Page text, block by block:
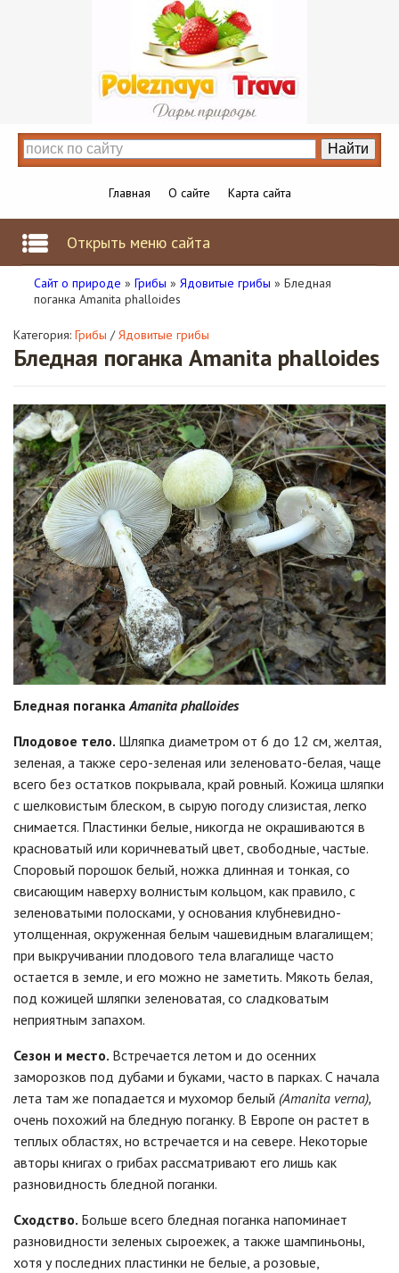
Главная О сайте Карта сайта
Открыть меню сайта
Сайт о природе » Грибы » Ядовитые грибы » Бледная
поганка Amanita phalloides
Категория: Грибы /Ядовитые грибы
Бледная поганка Amanita phalloides
Бледная поганка Amanita phalloides
Плодовое тело. Шляпка диаметром от 6 до 12 см, желтая,
зеленая, а также серо-зеленая или зеленовато-белая, чаще
всего без остатков покрывала, край ровный. Кожица шляпки
с шелковистым блеском, в сырую погоду слизистая, легко
снимается. Пластинки белые, никогда не окрашиваются в
красноватый или коричневатый цвет, свободные, частые.
Споровый порошок белый, ножка длинная и тонкая, со
свисающим наверху волнистым кольцом, как правило, с
зеленоватыми полосками, у основания клубневидно-
утолщенная, окруженная белым чашевидным влагалищем;
при выкручивании плодового тела влагалище часто
остается в земле, и его можно не заметить. Мякоть белая,
под кожицей шляпки зеленоватая, со сладковатым
неприятным запахом.
Сезон и место. Встречается летом и до осенних
заморозков под дубами и буками, часто в парках. С начала
лета там же попадается и мухомор белый (Amanita verna),
очень похожий на бледную поганку. В Европе он растет в
теплых областях, но встречается и на севере. Некоторые
авторы книгах о грибах рассматривают его лишь как
разновидность бледной поганки.
Сходство. Больше всего бледная поганка напоминает
разновидности зеленых сыроежек, а также шампиньоны,
хотя у последних пластинки не белые, а розовые,